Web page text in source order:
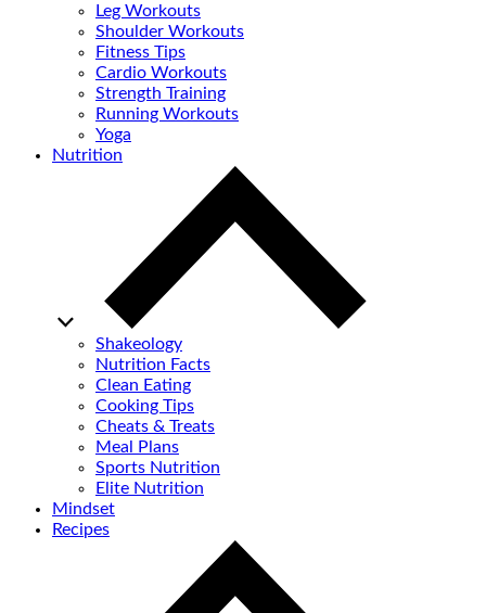
Leg Workouts
Shoulder Workouts
Fitness Tips
Cardio Workouts
Strength Training
Running Workouts
Yoga
Nutrition
Shakeology
Nutrition Facts
Clean Eating
Cooking Tips
Cheats & Treats
Meal Plans
Sports Nutrition
Elite Nutrition
Mindset
Recipes